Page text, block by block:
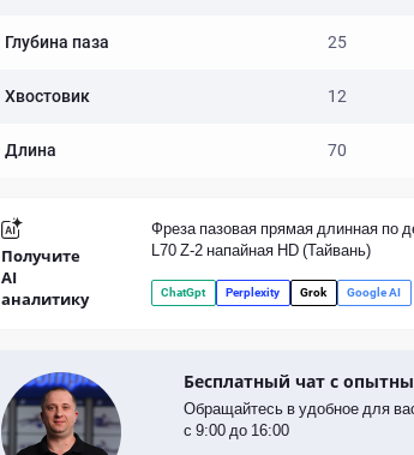
Глубина паза 25
Хвостовик 12
Длина 70
Получите
AI
аналитику
Фреза пазовая прямая длинная по
L70 Z-2 напайная HD (Тайвань)
ChatGpt Perplexity Grok Google AI
Бесплатный чат с
Обращайтесь в удобное для
с 9:00 до 16:00